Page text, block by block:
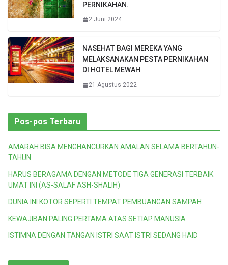
PERNIKAHAN.
2 Juni 2024
NASEHAT BAGI MEREKA YANG
MELAKSANAKAN PESTA PERNIKAHAN
DI HOTEL MEWAH
21 Agustus 2022
Pos-pos Terbaru
AMARAH BISA MENGHANCURKAN AMALAN SELAMA BERTAHUN-
TAHUN
HARUS BERAGAMA DENGAN METODE TIGA GENERASI TERBAIK
UMAT INI (AS-SALAF ASH-SHALIH)
DUNIA INI KOTOR SEPERTI TEMPAT PEMBUANGAN SAMPAH
KEWAJIBAN PALING PERTAMA ATAS SETIAP MANUSIA
ISTIMNA DENGAN TANGAN ISTRI SAAT ISTRI SEDANG HAID